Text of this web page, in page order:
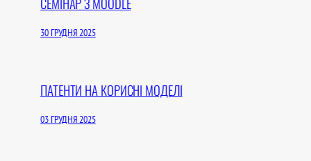
30 ГРУДНЯ 2025
ПАТЕНТИ НА КОРИСНІ МОДЕЛІ
03 ГРУДНЯ 2025